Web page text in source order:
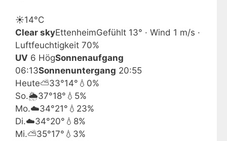
☀️14°C
Clear skyEttenheimGefühlt 13° · Wind 1 m/s ·
Luftfeuchtigkeit 70%
UV 6 HögSonnenaufgang
06:13Sonnenuntergang 20:55
Heute⛅33°14° 💧0%
So.🌦️37°18° 💧5%
Mo.☁️34°21° 💧23%
Di.☁️34°20° 💧8%
Mi.⛅35°17° 💧3%